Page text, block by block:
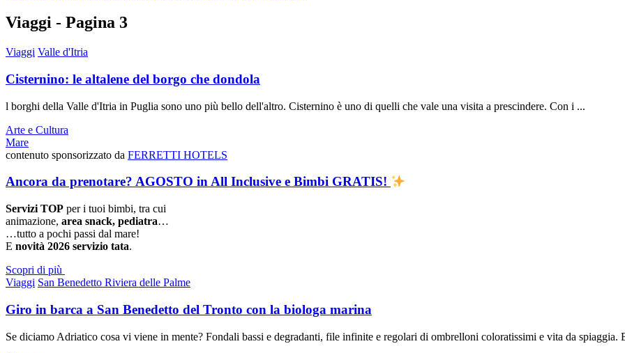
Viaggi - Pagina 3
Viaggi Valle d'Itria
Cisternino: le altalene del borgo che dondola
l borghi della Valle d'Itria in Puglia sono uno più bello dell'altro. Cisternino è uno di quelli che vale una visita a prescindere. Con i ...
Arte e Cultura
Mare
contenuto sponsorizzato da FERRETTI HOTELS
Ancora da prenotare? AGOSTO in All Inclusive e Bimbi GRATIS!
Servizi TOP per i tuoi bimbi, tra cui
animazione, area snack, pediatra…
…tutto a pochi passi dal mare!
E novità 2026 servizio tata.
Scopri di più
Viaggi San Benedetto Riviera delle Palme
Giro in barca a San Benedetto del Tronto con la biologa marina
Se diciamo Adriatico cosa vi viene in mente? Fondali bassi e degradanti, file infinite e regolari di ombrelloni coloratissimi e vita da spiaggia.